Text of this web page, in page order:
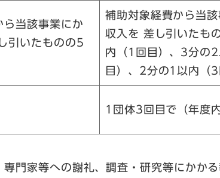
ら当該事業にか
引いたものの5
補助対象経費から当
収入を 差し引いたも
内（1回目）、3分の2
目）、2分の1以内（3
1団体3回目で（年度
専門家等への謝礼、調査・研究等にかかる